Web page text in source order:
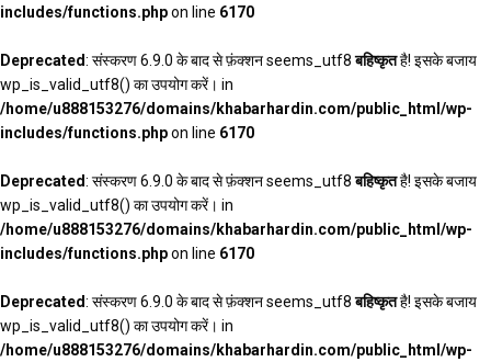
includes/functions.phpon line 6170
Deprecated: संस्करण 6.9.0 के बाद से फ़ंक्शन seems_utf8बहिष्कृतहै! इसके बजाय
wp_is_valid_utf8() का उपयोग करें। in
/home/u888153276/domains/khabarhardin.com/public_html/wp-
includes/functions.phpon line 6170
Deprecated: संस्करण 6.9.0 के बाद से फ़ंक्शन seems_utf8बहिष्कृतहै! इसके बजाय
wp_is_valid_utf8() का उपयोग करें। in
/home/u888153276/domains/khabarhardin.com/public_html/wp-
includes/functions.phpon line 6170
Deprecated: संस्करण 6.9.0 के बाद से फ़ंक्शन seems_utf8बहिष्कृतहै! इसके बजाय
wp_is_valid_utf8() का उपयोग करें। in
/home/u888153276/domains/khabarhardin.com/public_html/wp-